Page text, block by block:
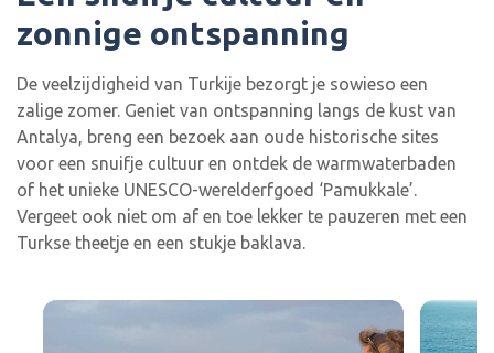
zonnige ontspanning
De veelzijdigheid van Turkije bezorgt je sowieso een
zalige zomer. Geniet van ontspanning langs de kust van
Antalya, breng een bezoek aan oude historische sites
voor een snuifje cultuur en ontdek de warmwaterbaden
of het unieke UNESCO-werelderfgoed ‘Pamukkale’.
Vergeet ook niet om af en toe lekker te pauzeren met een
Turkse theetje en een stukje baklava.